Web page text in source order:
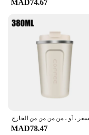
MAD74.67
MAD78.47